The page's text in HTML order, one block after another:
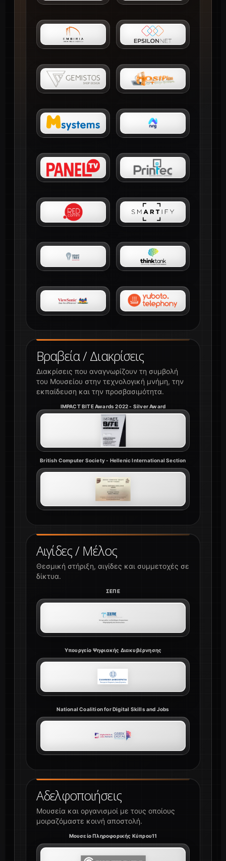
Αδελφοποιήσεις
Μουσεία και οργανισμοί με τους οποίους
μοιραζόμαστε κοινή αποστολή.
Μουσείο Πληροφορικής Κύπρου11
Αιγίδες / Μέλος
Θεσμική στήριξη, αιγίδες και συμμετοχές σε
δίκτυα.
ΣΕΠΕ
Υπουργείο Ψηφιακής Διακυβέρνησης
National Coalition for Digital Skills and Jobs
Βραβεία / Διακρίσεις
Διακρίσεις που αναγνωρίζουν τη συμβολή
του Μουσείου στην τεχνολογική μνήμη, την
εκπαίδευση και την προσβασιμότητα.
IMPACT BITE Awards 2022 - Silver Award
British Computer Society - Hellenic International Section